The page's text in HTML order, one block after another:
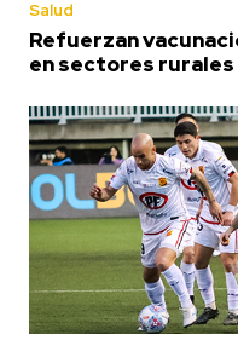
Salud
Refuerzan
en sectores